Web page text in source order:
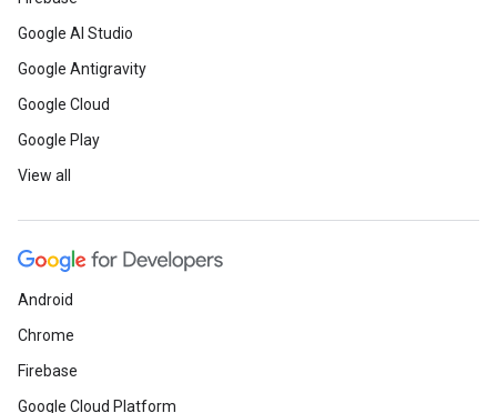
Google AI Studio
Google Antigravity
Google Cloud
Google Play
View all
Android
Chrome
Firebase
Google Cloud Platform